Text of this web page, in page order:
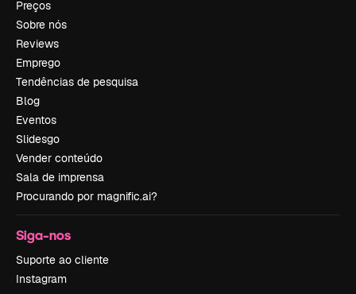
Preços
Sobre nós
Reviews
Emprego
Tendências de pesquisa
Blog
Eventos
Slidesgo
Vender conteúdo
Sala de imprensa
Procurando por magnific.ai?
Siga-nos
Suporte ao cliente
Instagram